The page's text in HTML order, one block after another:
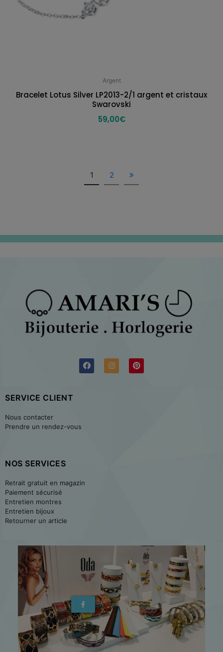
Argent
Bracelet Lotus Silver LP2013-2/1 argent et cristaux
Swarovski
59,00€
1 2
SERVICE CLIENT
Nous contacter
Prendre un rendez-vous
NOS SERVICES
Retrait gratuit en magazin
Paiement sécurisé
Entretien montres
Entretien bijoux
Retourner un article